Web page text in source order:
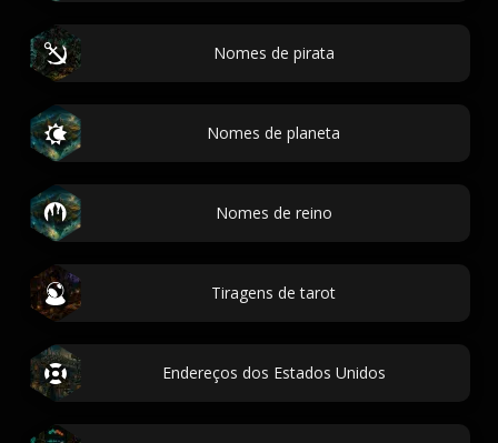
Nomes de pirata
Nomes de planeta
Nomes de reino
Tiragens de tarot
Endereços dos Estados Unidos